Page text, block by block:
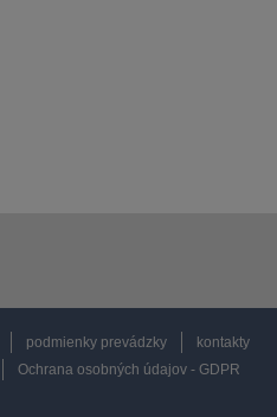
podmienky prevádzky
kontakty
Ochrana osobných údajov - GDPR